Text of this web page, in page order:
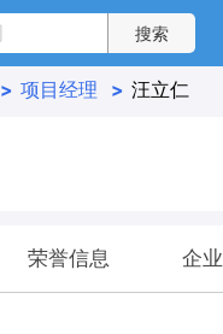
> 项目经理 > 汪立仁
荣誉信息 企